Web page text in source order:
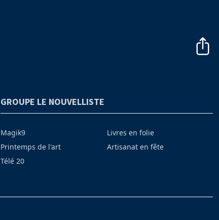
GROUPE LE NOUVELLISTE
Magik9
Printemps de l'art
Télé 20
Livres en folie
Artisanat en fête